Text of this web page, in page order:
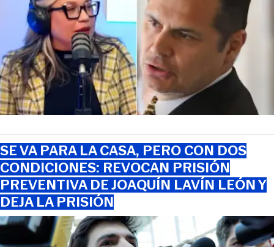
SE VA PARA LA CASA, PERO CON DOS
CONDICIONES: REVOCAN PRISIÓN
PREVENTIVA DE JOAQUÍN LAVÍN LEÓN Y
DEJA LA PRISIÓN